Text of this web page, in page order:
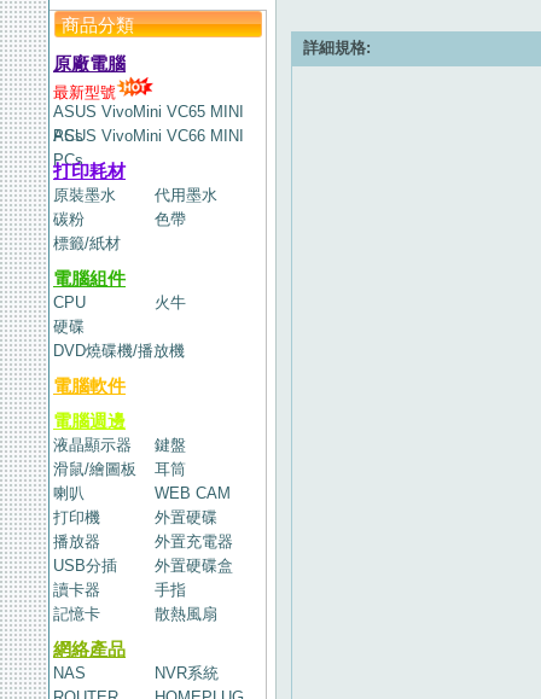
商品分類
原廠電腦
最新型號
ASUS VivoMini VC65 MINI
PCs
ASUS VivoMini VC66 MINI
PCs
打印耗材
原裝墨水
代用墨水
碳粉
色帶
標籤/紙材
電腦組件
CPU
火牛
硬碟
DVD燒碟機/播放機
電腦軟件
電腦週邊
液晶顯示器
鍵盤
滑鼠/繪圖板
耳筒
喇叭
WEB CAM
打印機
外置硬碟
播放器
外置充電器
USB分插
外置硬碟盒
讀卡器
手指
記憶卡
散熱風扇
網絡產品
NAS
NVR系統
詳細規格: